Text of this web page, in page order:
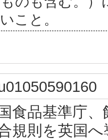
こと。
食品基準庁
規則を英国へ